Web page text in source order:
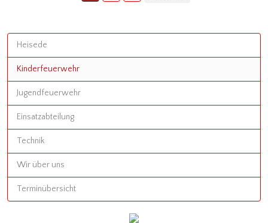
Heisede
Kinderfeuerwehr
Jugendfeuerwehr
Einsatzabteilung
Technik
Wir über uns
Terminübersicht